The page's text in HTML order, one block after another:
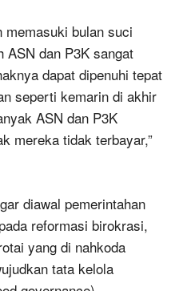
memasuki bulan suci
ASN dan P3K sangat
dapat dipenuhi tepat
seperti kemarin di akhir
ASN dan P3K
mereka tidak terbayar,”
diawal pemerintahan
reformasi birokrasi,
yang di nahkoda
tata kelola